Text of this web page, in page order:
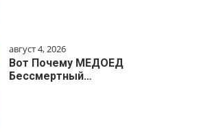
август 4, 2026
Вот Почему МЕДОЕД
Бессмертный…